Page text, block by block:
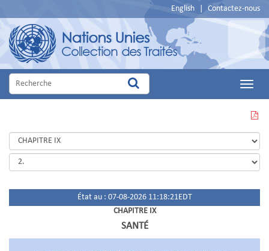
English Contactez-nous
Main
CETTE
PAGE
EN
PDF
État au : 07-08-2026 11:18:21EDT
CHAPITRE IX
SANTÉ